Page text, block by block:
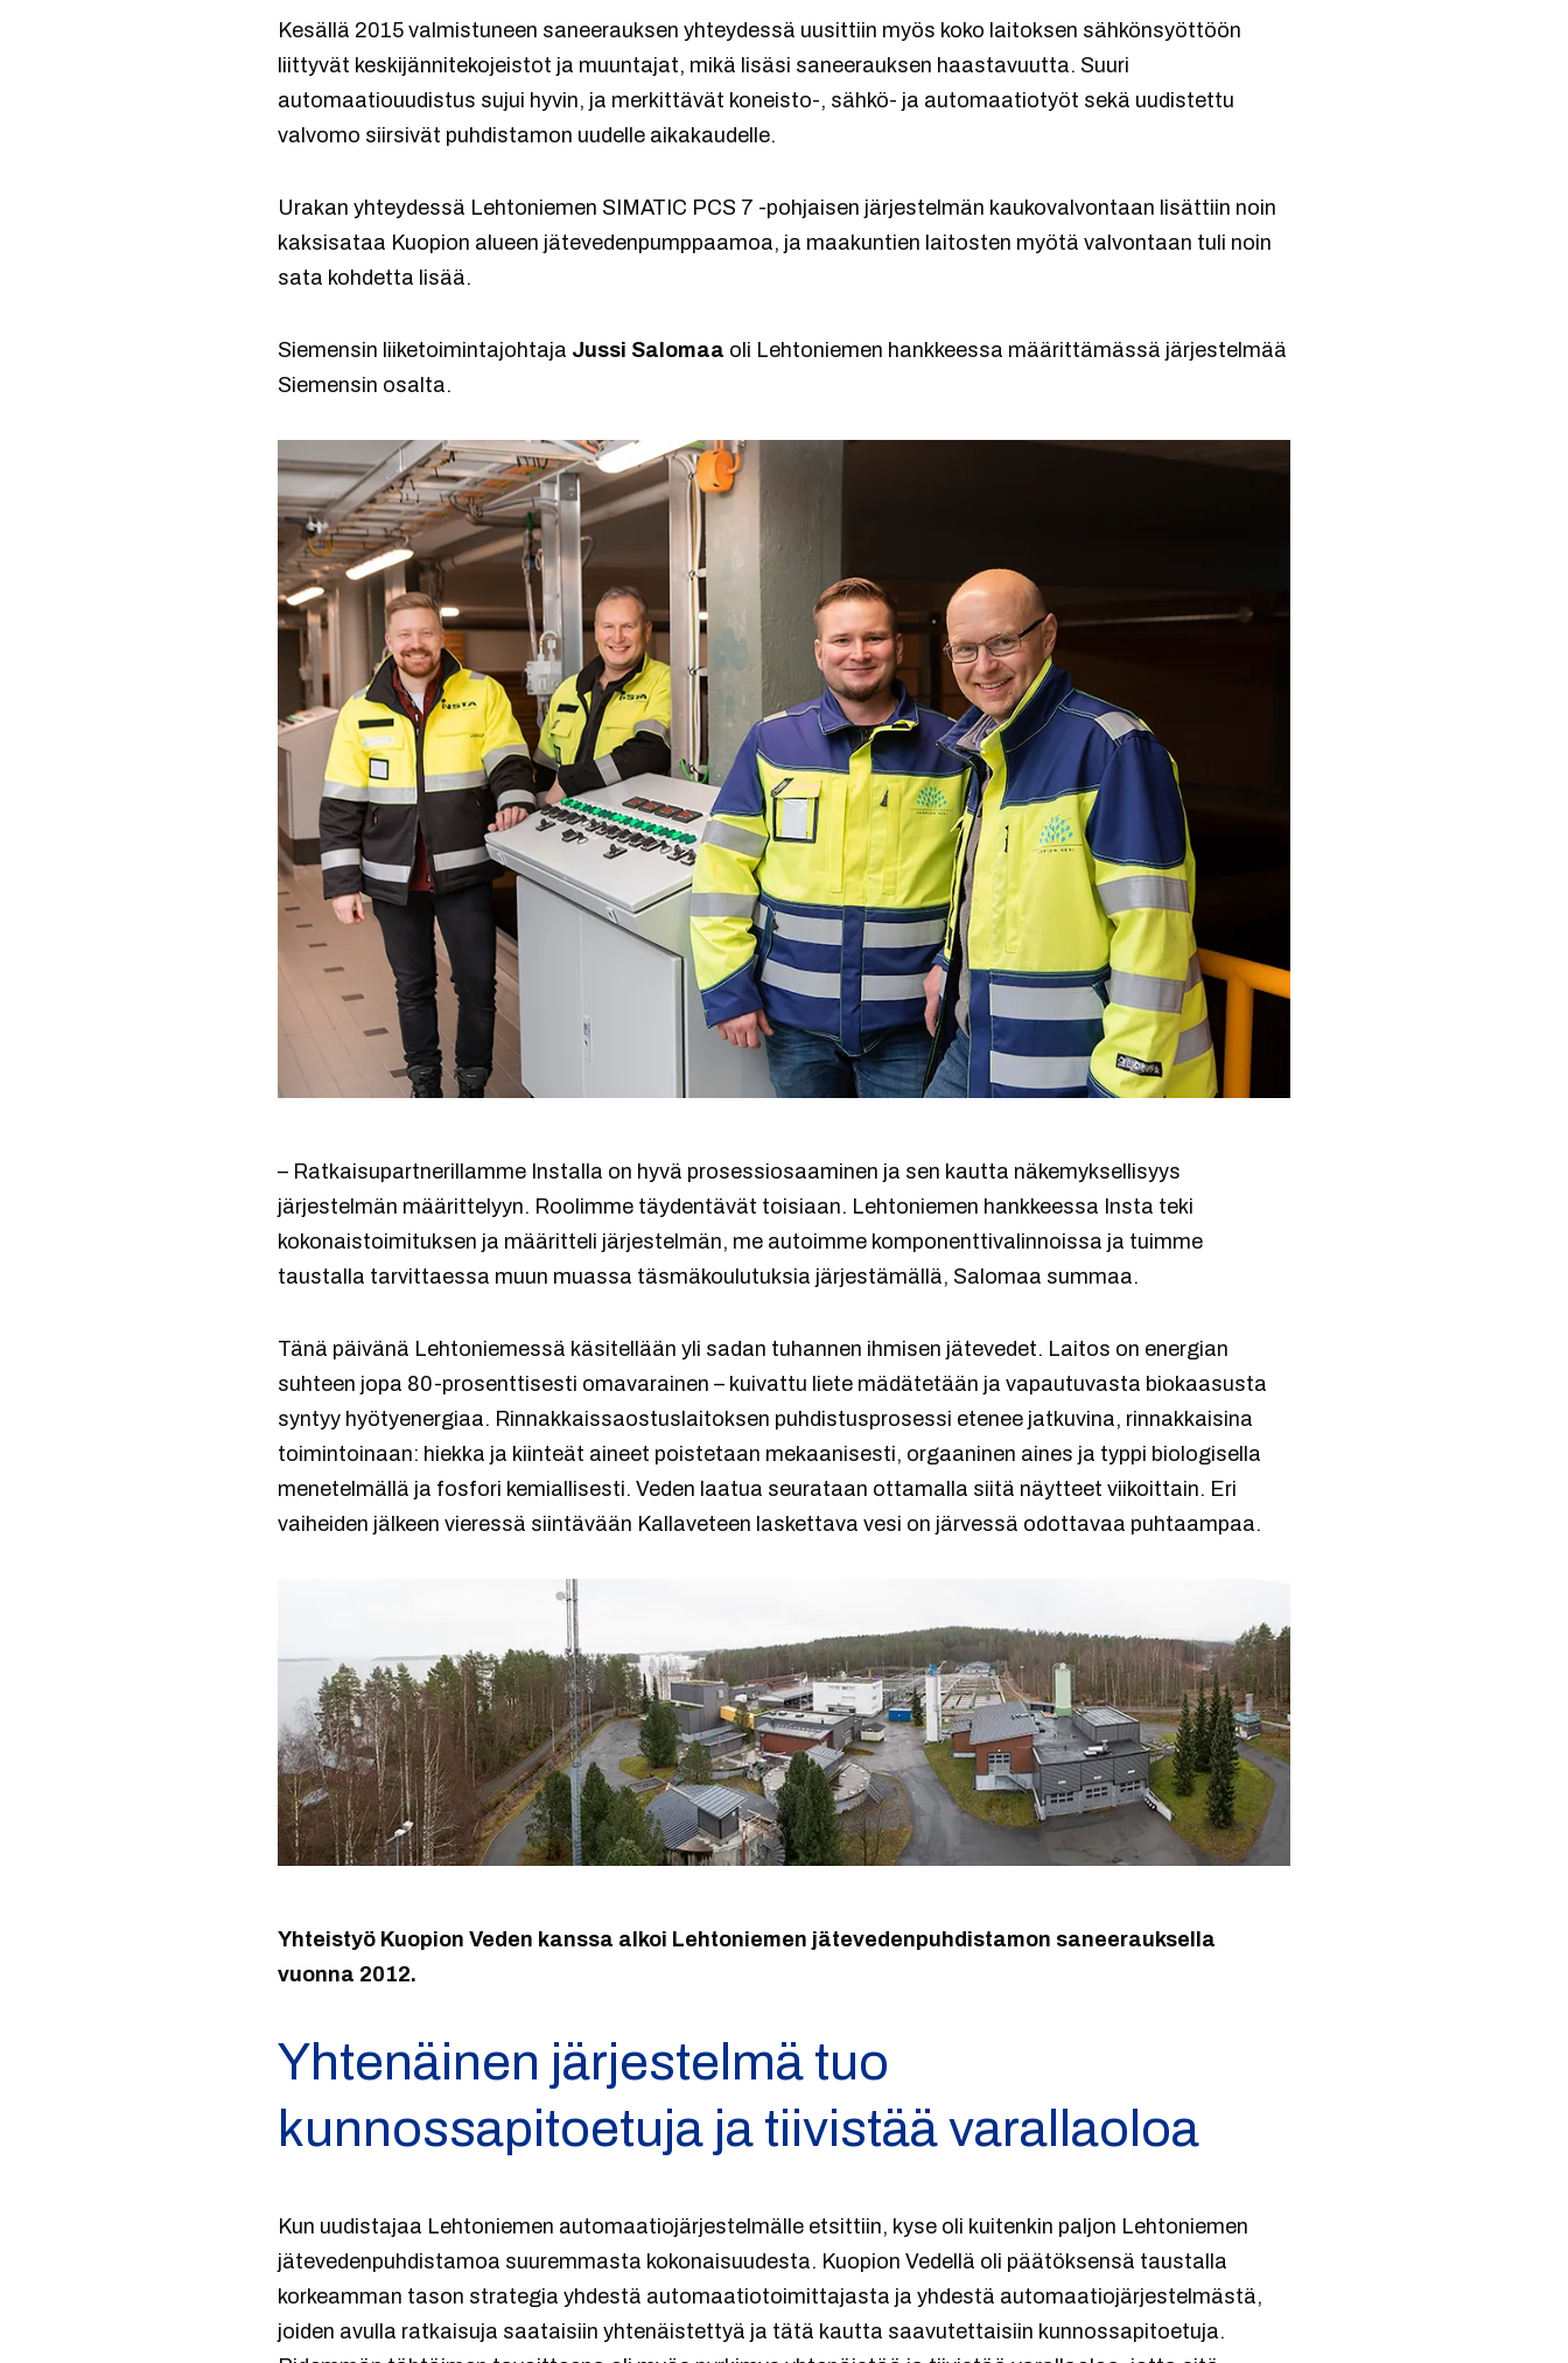
Kesällä 2015 valmistuneen saneerauksen yhteydessä uusittiin myös koko laitoksen sähkönsyöttöön
liittyvät keskijännitekojeistot ja muuntajat, mikä lisäsi saneerauksen haastavuutta. Suuri
automaatiouudistus sujui hyvin, ja merkittävät koneisto-, sähkö- ja automaatiotyöt sekä uudistettu
valvomo siirsivät puhdistamon uudelle aikakaudelle.
Urakan yhteydessä Lehtoniemen SIMATIC PCS 7 -pohjaisen järjestelmän kaukovalvontaan lisättiin noin
kaksisataa Kuopion alueen jätevedenpumppaamoa, ja maakuntien laitosten myötä valvontaan tuli noin
sata kohdetta lisää.
Siemensin liiketoimintajohtaja Jussi Salomaa oli Lehtoniemen hankkeessa määrittämässä järjestelmää
Siemensin osalta.
– Ratkaisupartnerillamme Installa on hyvä prosessiosaaminen ja sen kautta näkemyksellisyys
järjestelmän määrittelyyn. Roolimme täydentävät toisiaan. Lehtoniemen hankkeessa Insta teki
kokonaistoimituksen ja määritteli järjestelmän, me autoimme komponenttivalinnoissa ja tuimme
taustalla tarvittaessa muun muassa täsmäkoulutuksia järjestämällä, Salomaa summaa.
Tänä päivänä Lehtoniemessä käsitellään yli sadan tuhannen ihmisen jätevedet. Laitos on energian
suhteen jopa 80-prosenttisesti omavarainen – kuivattu liete mädätetään ja vapautuvasta biokaasusta
syntyy hyötyenergiaa. Rinnakkaissaostuslaitoksen puhdistusprosessi etenee jatkuvina, rinnakkaisina
toimintoinaan: hiekka ja kiinteät aineet poistetaan mekaanisesti, orgaaninen aines ja typpi biologisella
menetelmällä ja fosfori kemiallisesti. Veden laatua seurataan ottamalla siitä näytteet viikoittain. Eri
vaiheiden jälkeen vieressä siintävään Kallaveteen laskettava vesi on järvessä odottavaa puhtaampaa.
Yhteistyö Kuopion Veden kanssa alkoi Lehtoniemen jätevedenpuhdistamon saneerauksella
vuonna 2012.
Yhtenäinen järjestelmä tuo
kunnossapitoetuja ja tiivistää varallaoloa
Kun uudistajaa Lehtoniemen automaatiojärjestelmälle etsittiin, kyse oli kuitenkin paljon Lehtoniemen
jätevedenpuhdistamoa suuremmasta kokonaisuudesta. Kuopion Vedellä oli päätöksensä taustalla
korkeamman tason strategia yhdestä automaatiotoimittajasta ja yhdestä automaatiojärjestelmästä,
joiden avulla ratkaisuja saataisiin yhtenäistettyä ja tätä kautta saavutettaisiin kunnossapitoetuja.